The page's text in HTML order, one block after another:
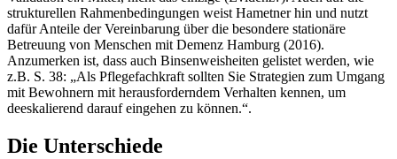
strukturellen Rahmenbedingungen weist Hametner hin und nutzt
dafür Anteile der Vereinbarung über die besondere stationäre
Betreuung von Menschen mit Demenz Hamburg (2016).
Anzumerken ist, dass auch Binsenweisheiten gelistet werden, wie
z.B. S. 38: „Als Pflegefachkraft sollten Sie Strategien zum Umgang
mit Bewohnern mit herausforderndem Verhalten kennen, um
deeskalierend darauf eingehen zu können.“.
Die Unterschiede